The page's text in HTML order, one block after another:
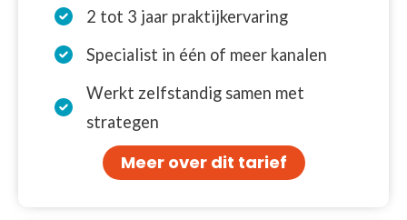
2 tot 3 jaar praktijkervaring
Specialist in één of meer kanalen
Werkt zelfstandig samen met
strategen
Meer over dit tarief